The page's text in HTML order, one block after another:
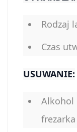
Rodzaj
Czas
USUWANIE:
Alkohol
frezarka